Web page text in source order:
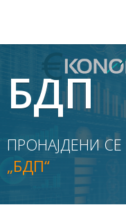
АКТУЕЛНО
ЕКОНОМИЈА
ФИНАНСИИ
БАНКАРСТВО
ЖИВОТ
БДП
ПРОНАЈДЕНИ СЕ
„БДП“